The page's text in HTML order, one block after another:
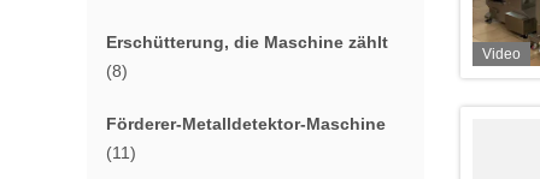
Erschütterung, die Maschine zählt
(8)
Förderer-Metalldetektor-Maschine
(11)
Video